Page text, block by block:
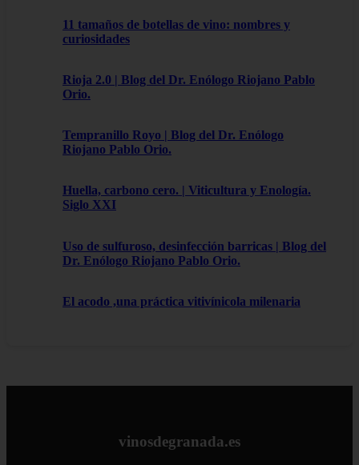
11 tamaños de botellas de vino: nombres y
curiosidades
Rioja 2.0 | Blog del Dr. Enólogo Riojano Pablo
Orio.
Tempranillo Royo | Blog del Dr. Enólogo
Riojano Pablo Orio.
Huella, carbono cero. | Viticultura y Enología.
Siglo XXI
Uso de sulfuroso, desinfección barricas | Blog del
Dr. Enólogo Riojano Pablo Orio.
El acodo ,una práctica vitivínicola milenaria
vinosdegranada.es